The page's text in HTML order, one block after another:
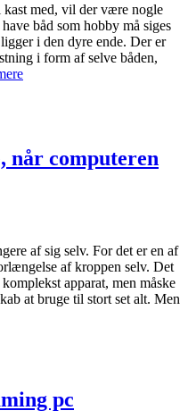
med, vil der være nogle
båd som hobby må siges
i den dyre ende. Der er
i form af selve båden,
Hvad
at
havecomputeren
af sig selv. For det er en af
af kroppen selv. Det
apparat, men måske
at bruge til stort set alt. Men
pc